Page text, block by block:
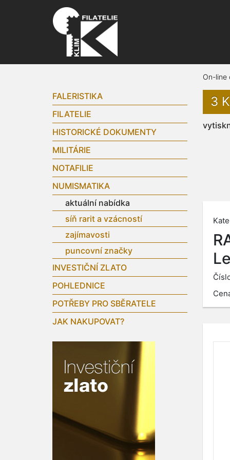
FALERISTIKA
FILATELIE
HISTORICKÉ DOKUMENTY
MILITÁRIE
NOTAFILIE
NUMISMATIKA
aktuální nabídka
síň rarit a vzácností
zajímavosti
puncovní značky
INVESTIČNÍ ZLATO
POHLEDNICE
POTŘEBY PRO SBĚRATELE
JAK NAKUPOVAT?
On-line
3